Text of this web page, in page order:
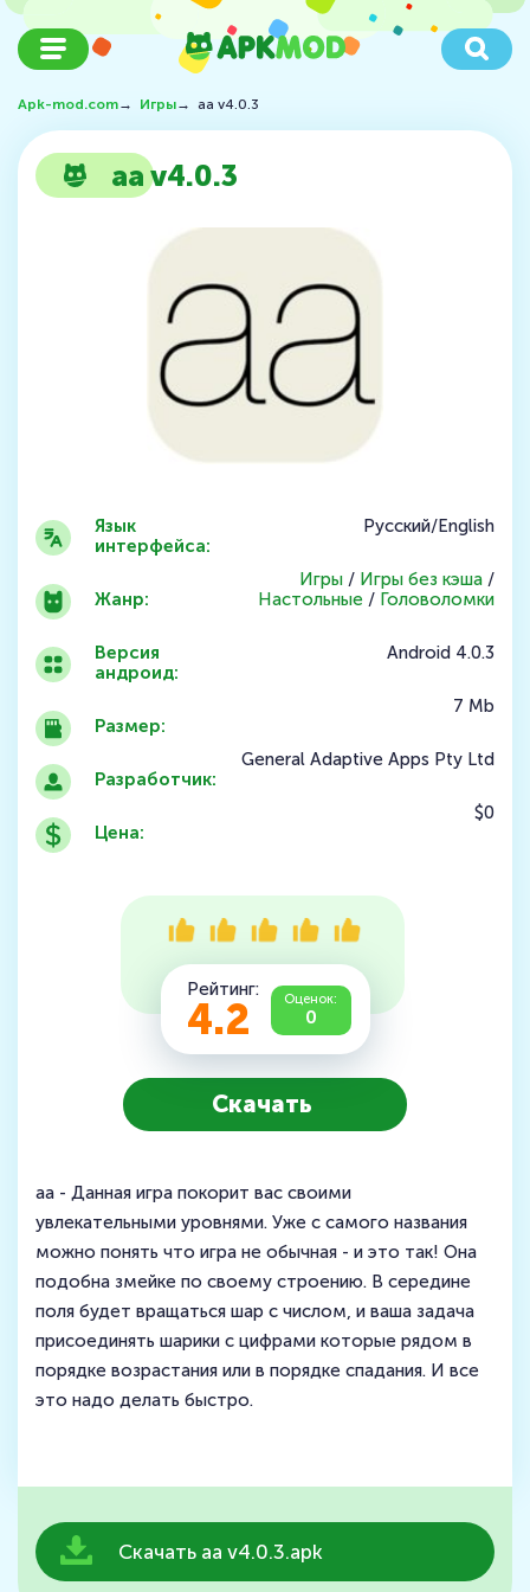
Apk-mod.com→ Игры→ aa v4.0.3
aa v4.0.3
Язык
интерфейса:
Жанр:
Версия
андроид:
Размер:
Разработчик:
Цена:
Русский/English
Игры / Игры без кэша /
Настольные / Головоломки
Android 4.0.3
7 Mb
General Adaptive Apps Pty Ltd
$0
Рейтинг:
4.2 Оценок:
0
Скачать
aa - Данная игра покорит вас своими
увлекательными уровнями. Уже с самого названия
можно понять что игра не обычная - и это так! Она
подобна змейке по своему строению. В середине
поля будет вращаться шар с числом, и ваша задача
присоединять шарики с цифрами которые рядом в
порядке возрастания или в порядке спадания. И все
это надо делать быстро.
Скачать aa v4.0.3.apk